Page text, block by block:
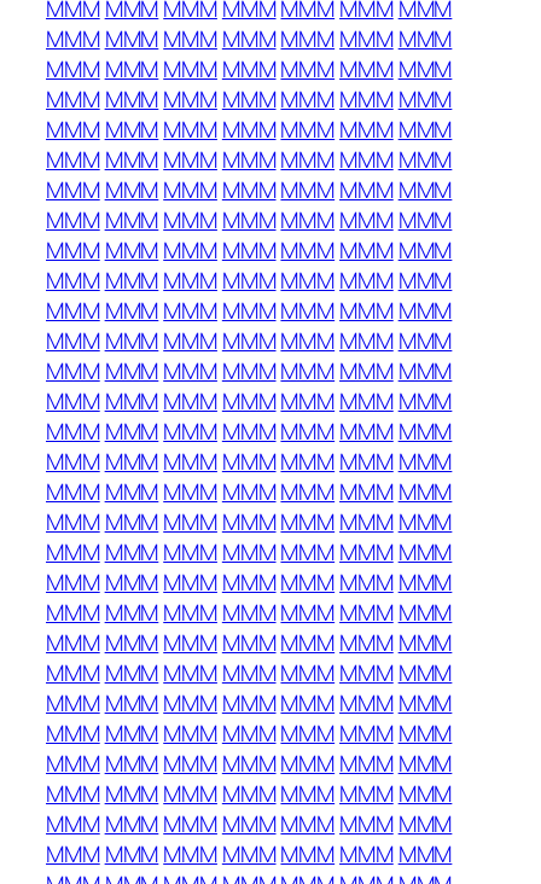
MMM MMMMMMMMMMMMMMM MMM
MMM MMMMMMMMMMMMMMM MMM
MMM MMMMMMMMMMMMMMM MMM
MMM MMMMMMMMMMMMMMM MMM
MMM MMMMMMMMMMMMMMM MMM
MMM MMMMMMMMMMMMMMM MMM
MMM MMMMMMMMMMMMMMM MMM
MMM MMMMMMMMMMMMMMM MMM
MMM MMMMMMMMMMMMMMM MMM
MMM MMMMMMMMMMMMMMM MMM
MMM MMMMMMMMMMMMMMM MMM
MMM MMMMMMMMMMMMMMM MMM
MMM MMMMMMMMMMMMMMM MMM
MMM MMMMMMMMMMMMMMM MMM
MMM MMMMMMMMMMMMMMM MMM
MMM MMMMMMMMMMMMMMM MMM
MMM MMMMMMMMMMMMMMM MMM
MMM MMMMMMMMMMMMMMM MMM
MMM MMMMMMMMMMMMMMM MMM
MMM MMMMMMMMMMMMMMM MMM
MMM MMMMMMMMMMMMMMM MMM
MMM MMMMMMMMMMMMMMM MMM
MMM MMMMMMMMMMMMMMM MMM
MMM MMMMMMMMMMMMMMM MMM
MMM MMMMMMMMMMMMMMM MMM
MMM MMMMMMMMMMMMMMM MMM
MMM MMMMMMMMMMMMMMM MMM
MMM MMMMMMMMMMMMMMM MMM
MMM MMMMMMMMMMMMMMM MMM